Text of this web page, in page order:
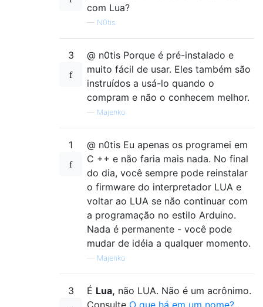
com Lua?
— N0tis
3
@ n0tis Porque é pré-instalado e
muito fácil de usar. Eles também são
instruídos a usá-lo quando o
compram e não o conhecem melhor.
— Majenko
1
@ n0tis Eu apenas os programei em
C ++ e não faria mais nada. No final
do dia, você sempre pode reinstalar
o firmware do interpretador LUA e
voltar ao LUA se não continuar com
a programação no estilo Arduino.
Nada é permanente - você pode
mudar de idéia a qualquer momento.
— Majenko
3 É Lua, não LUA. Não é um acrônimo.
Consulte O que há em um nome? .